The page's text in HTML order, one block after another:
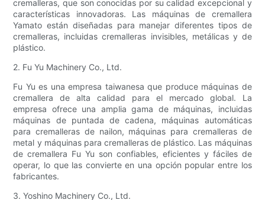
cremalleras, que son conocidas por su calidad excepcional y
características innovadoras. Las máquinas de cremallera
Yamato están diseñadas para manejar diferentes tipos de
cremalleras, incluidas cremalleras invisibles, metálicas y de
plástico.
2. Fu Yu Machinery Co., Ltd.
Fu Yu es una empresa taiwanesa que produce máquinas de
cremallera de alta calidad para el mercado global. La
empresa ofrece una amplia gama de máquinas, incluidas
máquinas de puntada de cadena, máquinas automáticas
para cremalleras de nailon, máquinas para cremalleras de
metal y máquinas para cremalleras de plástico. Las máquinas
de cremallera Fu Yu son confiables, eficientes y fáciles de
operar, lo que las convierte en una opción popular entre los
fabricantes.
3. Yoshino Machinery Co., Ltd.